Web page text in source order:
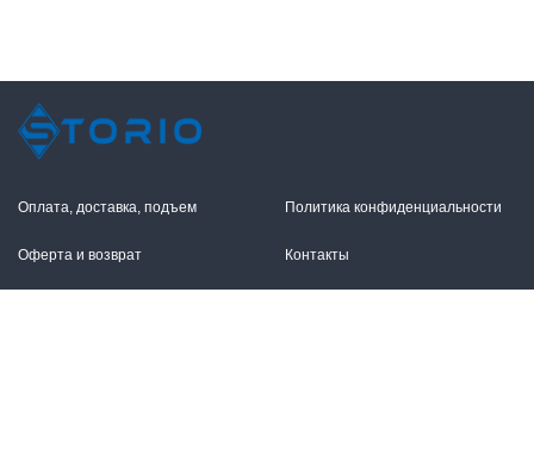
Оплата, доставка, подъем
Оферта и возврат
Политика конфиденциальности
Контакты